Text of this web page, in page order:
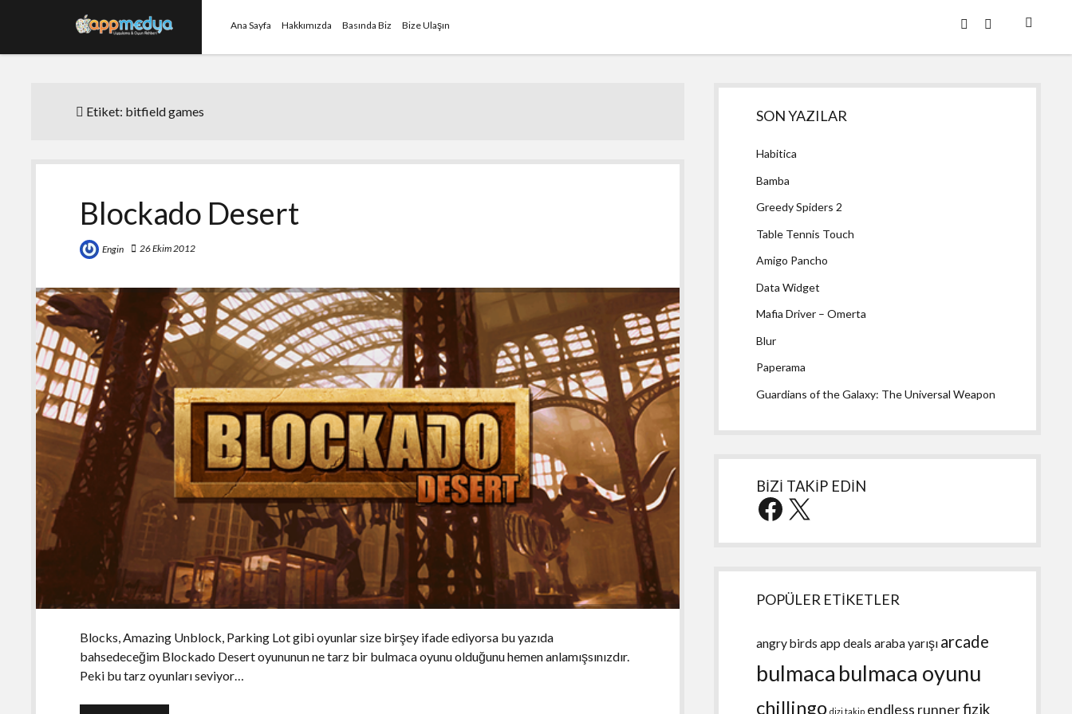
Ana Sayfa Hakkımızda Basında Biz Bize Ulaşın twitterfacebook
Etiket: bitfield games
Blockado Desert
Engin 26 Ekim 2012
Blocks, Amazing Unblock, Parking Lot gibi oyunlar size birşey ifade ediyorsa bu yazıda
bahsedeceğim Blockado Desert oyununun ne tarz bir bulmaca oyunu olduğunu hemen anlamışsınızdır.
Peki bu tarz oyunları seviyor…
Yan
Menü
SON YAZILAR
Habitica
Bamba
Greedy Spiders 2
Table Tennis Touch
Amigo Pancho
Data Widget
Mafia Driver – Omerta
Blur
Paperama
Guardians of the Galaxy: The Universal Weapon
BİZİ TAKİP EDİN
Facebook
X
POPÜLER ETİKETLER
angry birds app deals araba yarışı arcade
bulmaca bulmaca oyunu
chillingo dizi takip endless runnerfizik